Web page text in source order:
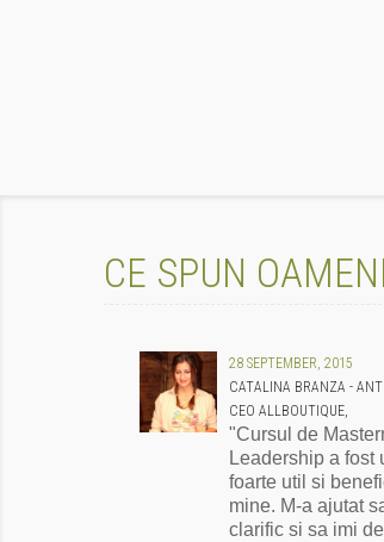
CE SPUN
28 SEPTEMBER, 2015
CATALINA BRANZA -
CEO ALLBOUTIQUE,
"Cursul de
Leadership a fost
foarte util si
mine. M-a ajutat
clarific si sa imi